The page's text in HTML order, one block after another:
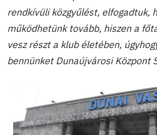
rendkívüli közgyűlést, elfogadtuk,
működhetünk tovább, hiszen a
vesz részt a klub életében,
bennünket Dunaújvárosi Központ